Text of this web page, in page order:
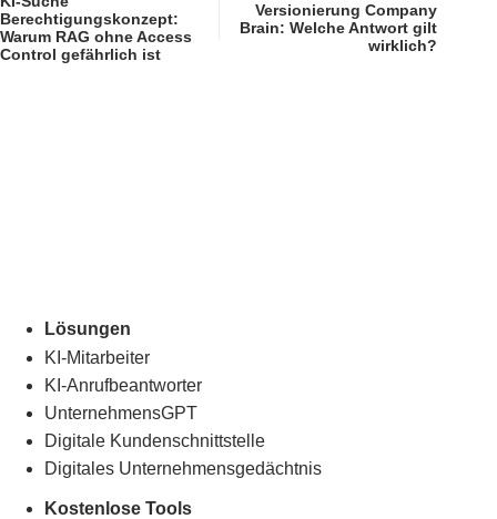
Berechtigungskonzept:
Warum RAG ohne Access
Control gefährlich ist
Versionierung Company
Brain: Welche Antwort gilt
wirklich?
Lösungen
KI-Mitarbeiter
KI-Anrufbeantworter
UnternehmensGPT
Digitale Kundenschnittstelle
Digitales Unternehmensgedächtnis
Kostenlose Tools